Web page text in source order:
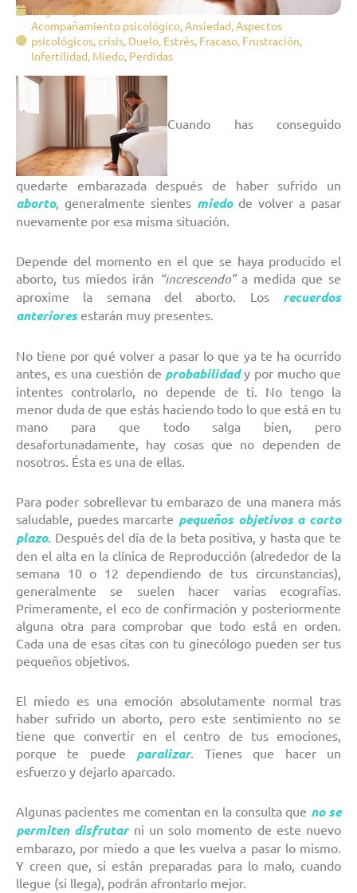
mayo 15, 2016
Acompañamiento psicológico,Ansiedad,Aspectos
psicológicos,crisis, Duelo, Estrés, Fracaso, Frustración,
Infertilidad, Miedo, Perdidas
Cuando has conseguido
quedarte embarazada después de haber sufrido un
aborto, generalmente sientes miedode volver a pasar
nuevamente por esa misma situación.
Depende del momento en el que se haya producido el
aborto, tus miedos irán “increscendo”a medida que se
aproxime la semana del aborto. Los recuerdos
anterioresestarán muy presentes.
No tiene por qué volver a pasar lo que ya te ha ocurrido
antes, es una cuestión de probabilidady por mucho que
intentes controlarlo, no depende de ti. No tengo la
menor duda de que estás haciendo todo lo que está en tu
mano para que todo salga bien, pero
desafortunadamente, hay cosas que no dependen de
nosotros. Ésta es una de ellas.
Para poder sobrellevar tu embarazo de una manera más
saludable, puedes marcarte pequeños objetivos a corto
plazo. Después del día de la beta positiva, y hasta que te
den el alta en la clínica de Reproducción (alrededor de la
semana 10 o 12 dependiendo de tus circunstancias),
generalmente se suelen hacer varias ecografías.
Primeramente, el eco de confirmación y posteriormente
alguna otra para comprobar que todo está en orden.
Cada una de esas citas con tu ginecólogo pueden ser tus
pequeños objetivos.
El miedo es una emoción absolutamente normal tras
haber sufrido un aborto, pero este sentimiento no se
tiene que convertir en el centro de tus emociones,
porque te puede paralizar. Tienes que hacer un
esfuerzo y dejarlo aparcado.
Algunas pacientes me comentan en la consulta que no se
permiten disfrutarni un solo momento de este nuevo
embarazo, por miedo a que les vuelva a pasar lo mismo.
Y creen que, si están preparadas para lo malo, cuando
llegue (si llega), podrán afrontarlo mejor.